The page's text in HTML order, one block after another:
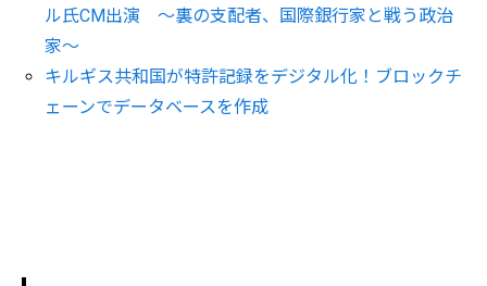
ル氏CM出演 ～裏の支配者、国際銀行家と戦う政治
家～
キルギス共和国が特許記録をデジタル化！ブロックチ
ェーンでデータベースを作成